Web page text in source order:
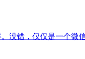
没错，仅仅是一个微信